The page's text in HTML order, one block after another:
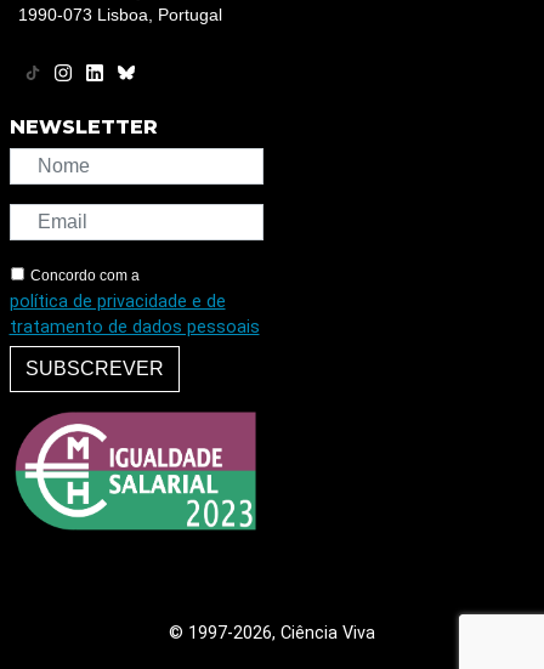
1990-073 Lisboa, Portugal
NEWSLETTER
Concordo com a
política de privacidade e de
tratamento de dados pessoais
SUBSCREVER
© 1997-2026, Ciência Viva